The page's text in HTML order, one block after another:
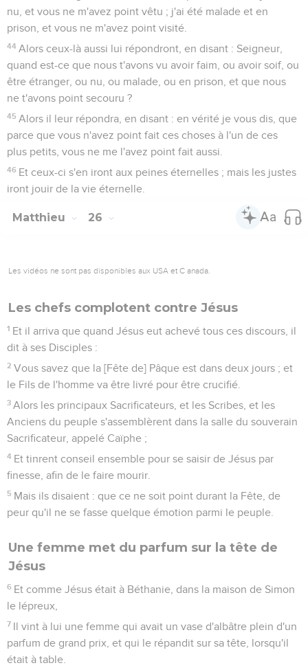
nu, et vous ne m'avez point vêtu ; j'ai été malade et en
prison, et vous ne m'avez point visité.
44 Alors ceux-là aussi lui répondront, en disant : Seigneur,
quand est-ce que nous t'avons vu avoir faim, ou avoir soif, ou
être étranger, ou nu, ou malade, ou en prison, et que nous
ne t'avons point secouru ?
45 Alors il leur répondra, en disant : en vérité je vous dis, que
parce que vous n'avez point fait ces choses à l'un de ces
plus petits, vous ne me l'avez point fait aussi.
46 Et ceux-ci s'en iront aux peines éternelles ; mais les justes
iront jouir de la vie éternelle.
Matthieu 26
Les vidéos ne sont pas disponibles aux USA et C anada.
Les chefs complotent contre Jésus
1 Et il arriva que quand Jésus eut achevé tous ces discours, il
dit à ses Disciples :
2 Vous savez que la [Fête de] Pâque est dans deux jours ; et
le Fils de l'homme va être livré pour être crucifié.
3 Alors les principaux Sacrificateurs, et les Scribes, et les
Anciens du peuple s'assemblèrent dans la salle du souverain
Sacrificateur, appelé Caïphe ;
4 Et tinrent conseil ensemble pour se saisir de Jésus par
finesse, afin de le faire mourir.
5 Mais ils disaient : que ce ne soit point durant la Fête, de
peur qu'il ne se fasse quelque émotion parmi le peuple.
Une femme met du parfum sur la tête de
Jésus
6 Et comme Jésus était à Béthanie, dans la maison de Simon
le lépreux,
7 Il vint à lui une femme qui avait un vase d'albâtre plein d'un
parfum de grand prix, et qui le répandit sur sa tête, lorsqu'il
était à table.